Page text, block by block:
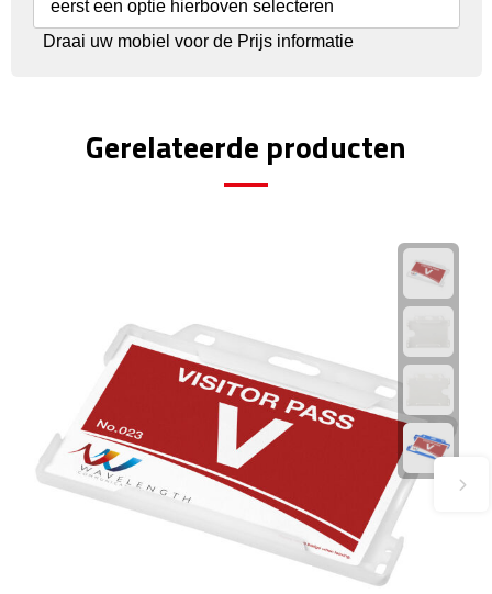
Reissetjes
Auto Accessoires
Auto organizers
Auto telefoonhouders
IJskrabbers
Parkeerschijven
Rijbewijs- & kentekenhoezen
eerst een optie hierboven selecteren
Draai uw mobiel voor de Prijs informatie
Gerelateerde producten